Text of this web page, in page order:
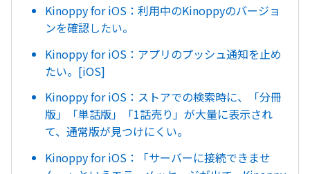
Kinoppy for iOS：利用中のKinoppyのバージョ
ンを確認したい。
Kinoppy for iOS：アプリのプッシュ通知を止め
たい。[iOS]
Kinoppy for iOS：ストアでの検索時に、「分冊
版」「単話版」「1話売り」が大量に表示され
て、通常版が見つけにくい。
Kinoppy for iOS：「サーバーに接続できませ